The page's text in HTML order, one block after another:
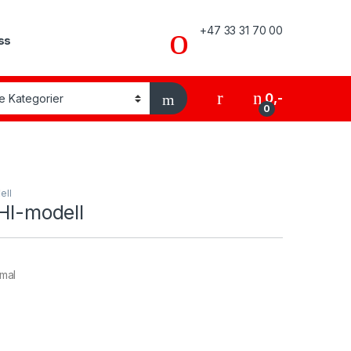
+47 33 31 70 00
My Account
0
0,-
modell